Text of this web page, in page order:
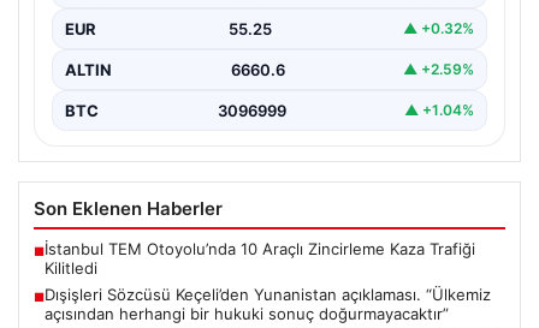
EUR 55.25 ▲ +0.32%
ALTIN 6660.6 ▲ +2.59%
BTC 3096999 ▲ +1.04%
Son Eklenen Haberler
■İstanbul TEM Otoyolu’nda 10 Araçlı Zincirleme Kaza Trafiği
Kilitledi
■Dışişleri Sözcüsü Keçeli’den Yunanistan açıklaması. “Ülkemiz
açısından herhangi bir hukuki sonuç doğurmayacaktır”